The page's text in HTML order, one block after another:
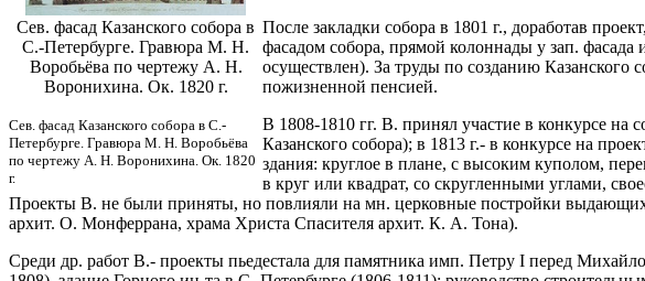
Сев. фасад Казанского собора в
С.-Петербурге. Гравюра М. Н.
Воробьёва по чертежу А. Н.
Воронихина. Ок. 1820 г.
Сев. фасад Казанского собора в С.-
Петербурге. Гравюра М. Н. Воробьёва
по чертежу А. Н. Воронихина. Ок. 1820
г.
После закладки собора в 1801 г., доработав
фасадом собора, прямой колоннады у зап.
осуществлен). За труды по созданию
пожизненной пенсией.
В 1808-1810 гг. В. принял участие в конкурсе на
Казанского собора); в 1813 г.- в конкурсе на
здания: круглое в плане, с высоким куполом,
в круг или квадрат, со скругленными углами,
Проекты В. не были приняты, но повлияли на мн. церковные постройки
архит. О. Монферрана, храма Христа Спасителя архит. К. А. Тона).
Среди др. работ В.- проекты пьедестала для памятника имп. Петру I перед